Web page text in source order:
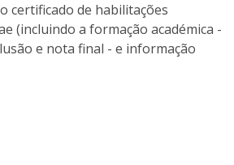
certificado de habilitações
(incluindo a formação académica -
e nota final - e informação